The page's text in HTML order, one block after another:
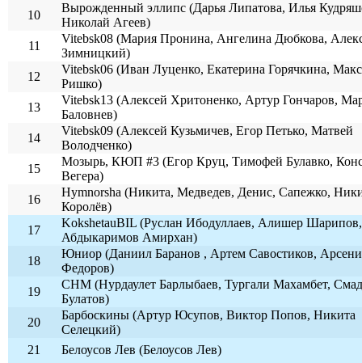
10
Вырожденный эллипс (Дарья Липатова, Илья
Николай Агеев)
11
Vitebsk08 (Мария Пронина, Ангелина Дюбкова,
Зимницкий)
12
Vitebsk06 (Иван Луценко, Екатерина Горячкина,
Ришко)
13
Vitebsk13 (Алексей Хритоненко, Артур Гончаров,
Баловнев)
14
Vitebsk09 (Алексей Кузьмичев, Егор Петько, Матвей
Володченко)
15
Мозырь, КЮП #3 (Егор Круц, Тимофей Булавко,
Вегера)
16
Hymnorsha (Никита, Медведев, Денис, Сапежко,
Королёв)
17
KokshetauBIL (Руслан Ибодуллаев, Алишер Шарипов,
Абдыкаримов Амирхан)
18
Юниор (Даниил Баранов , Артем Савостиков,
Федоров)
19
СНМ (Нурдаулет Барлыбаев, Тургали Махамбет,
Булатов)
20
Барбоскины (Артур Юсупов, Виктор Попов, Никита
Селецкий)
21
Белоусов Лев (Белоусов Лев)